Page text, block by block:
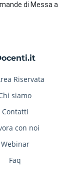
di Messa a
Riservata
siamo
Contatti
con noi
Webinar
Faq